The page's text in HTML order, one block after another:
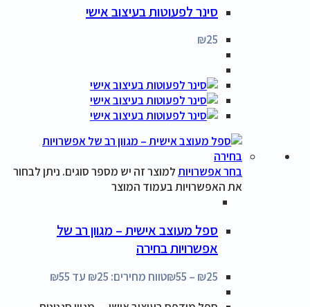
סינר לפעוטות בעיצוב אישי
₪25
בחר אפשרויותלמוצר זה יש מספר סוגים. ניתן לבחור
את האפשרויות בעמוד המוצר
ספל מעוצב אישית – מגוון רב של
אפשרויות בחירה
₪25
–
₪55 טווח מחירים: ⁦₪25⁩ עד ⁦₪55⁩